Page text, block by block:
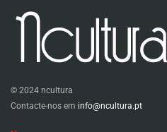
© 2024 ncultura
Contacte-nos em info@ncultura.pt